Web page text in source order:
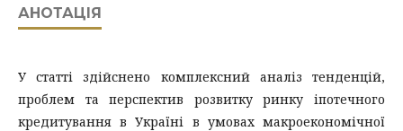
АНОТАЦІЯ
У статті здійснено комплексний аналіз тенденцій,
проблем та перспектив розвитку ринку іпотечного
кредитування в Україні в умовах макроекономічної